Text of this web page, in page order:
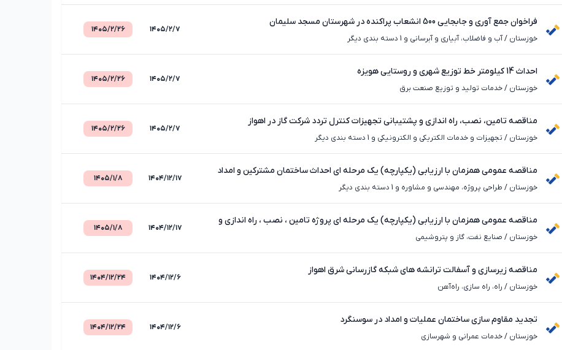
فراخوان جمع آوری و جابجایی 500 انشعاب پراکنده در شهرستان مسجد سلیمان
خوزستان /آب و فاضلاب، آبیاری و آبرسانی و 1 دسته بندی دیگر
۱۴۰۵/۲/۷ ۱۴۰۵/۲/۲۶
احداث 14 کیلومتر خط توزیع شهری و روستایی هویزه
خوزستان /خدمات تولید و توزیع صنعت برق
۱۴۰۵/۲/۷ ۱۴۰۵/۲/۲۶
مناقصه تامین، نصب، راه اندازی و پشتیبانی تجهیزات کنترل تردد شرکت گاز در اهواز
خوزستان / تجهیزات و خدمات الکتریکی و الکترونیکی و 1 دسته بندی دیگر
۱۴۰۵/۲/۷ ۱۴۰۵/۲/۲۶
مناقصه عمومی همزمان با ارزیابی (یکپارچه) یک مرحله ای احداث ساختمان مشترکین و امداد
منطقه یک
خوزستان / طراحی پروژه، مهندسی و مشاوره و 1 دسته بندی دیگر
۱۴۰۴/۱۲/۱۷ ۱۴۰۵/۱/۸
مناقصه عمومی همزمان با ارزیابی (یکپارچه) یک مرحله ای پروژه تامین ، نصب ، راه اندازی و
پشتیبانی تجهیزات کنترل تردد یکی از اماکن شرکت گاز استان خوزست
خوزستان / صنایع نفت، گاز و پتروشیمی
۱۴۰۴/۱۲/۱۷ ۱۴۰۵/۱/۸
مناقصه زیرسازی و آسفالت ترانشه های شبکه گازرسانی شرق اهواز
خوزستان / راه، راه‌ سازی، راه‌آهن
۱۴۰۴/۱۲/۶ ۱۴۰۴/۱۲/۲۴
تجدید مقاوم سازی ساختمان عملیات و امداد در سوسنگرد
خوزستان /خدمات عمرانی و شهرسازی
۱۴۰۴/۱۲/۶ ۱۴۰۴/۱۲/۲۴